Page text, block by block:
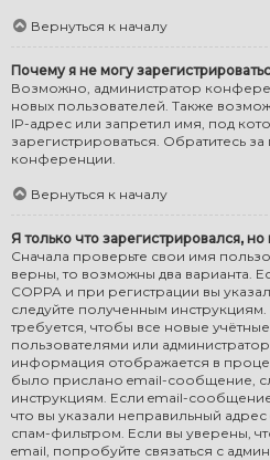
Вернуться к началу
Почему я не могу
Возможно, администратор
новых пользователей. Также
IP-адрес или запретил имя, под
зарегистрироваться. Обратитесь
конференции.
Вернуться к началу
Я только что зарегистрировался, но
Сначала проверьте свои имя
верны, то возможны два варианта.
COPPA и при регистрации вы
следуйте полученным
требуется, чтобы все новые
пользователями или
информация отображается в
было прислано email-сообщение,
инструкциям. Если email-
что вы указали неправильный
спам-фильтром. Если вы уверены,
email, попробуйте связаться с